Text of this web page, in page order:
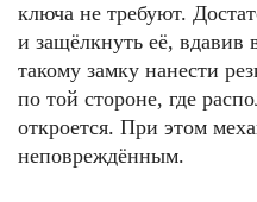
ключа не требуют.
и защёлкнуть её, вдавив
такому замку нанести
по той стороне, где
откроется. При этом
неповреждённым.